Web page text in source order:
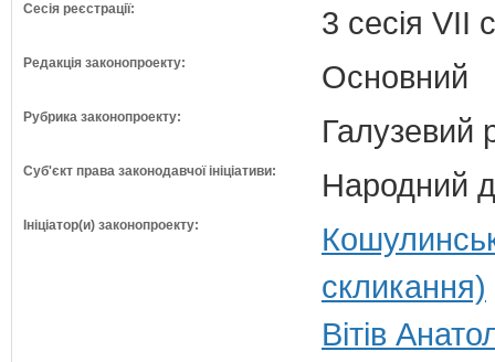
Сесія реєстрації: 3 сесія VII
Редакція законопроекту: Основний
Рубрика законопроекту: Галузевий
Суб'єкт права законодавчої ініціативи: Народний
Ініціатор(и) законопроекту:
скликання)
Вітів